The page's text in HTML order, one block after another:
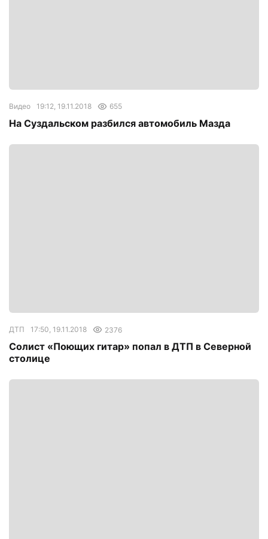
Видео 19:12, 19.11.2018 655
На Суздальском разбился автомобиль Мазда
ДТП 17:50, 19.11.2018 2376
Солист «Поющих гитар» попал в ДТП в Северной
столице